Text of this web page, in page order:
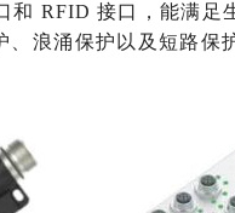
和 RFID 接口，能满足
、浪涌保护以及短路保